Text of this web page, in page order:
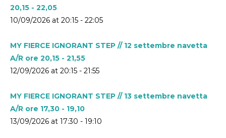
20,15 - 22,05
10/09/2026 at 20:15 - 22:05
MY FIERCE IGNORANT STEP // 12 settembre navetta
A/R ore 20,15 - 21,55
12/09/2026 at 20:15 - 21:55
MY FIERCE IGNORANT STEP // 13 settembre navetta
A/R ore 17,30 - 19,10
13/09/2026 at 17:30 - 19:10